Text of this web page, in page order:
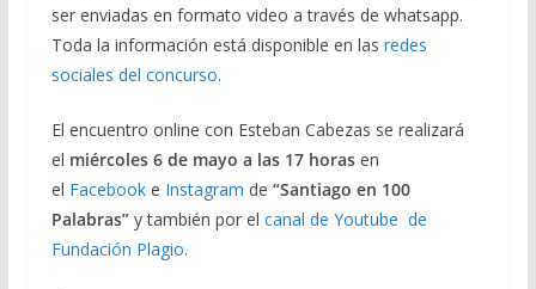
ser enviadas en formato video a través de whatsapp.
Toda la información está disponible en las redes
sociales del concurso.
El encuentro online con Esteban Cabezas se realizará
el miércoles 6 de mayo a las 17 horasen
el Facebooke Instagram de “Santiago en 100
Palabras”y también por el canal de Youtube de
Fundación Plagio.